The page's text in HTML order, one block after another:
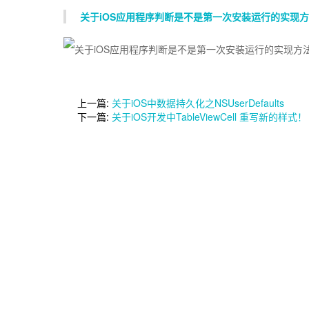
关于iOS应用程序判断是不是第一次安装运行的实现
上一篇: 关于iOS中数据持久化之NSUserDefaults
下一篇: 关于iOS开发中TableViewCell 重写新的样式！